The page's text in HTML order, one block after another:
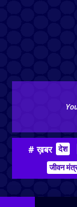
# ख़बर देश
जीवन